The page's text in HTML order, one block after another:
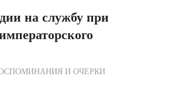
на службу при
по РедакцииИ ОЧЕРКИ